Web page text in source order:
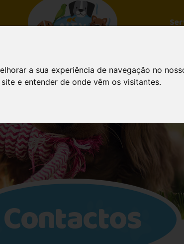
a sua experiência de navegação no
e entender de onde vêm os visitantes.
Contactos